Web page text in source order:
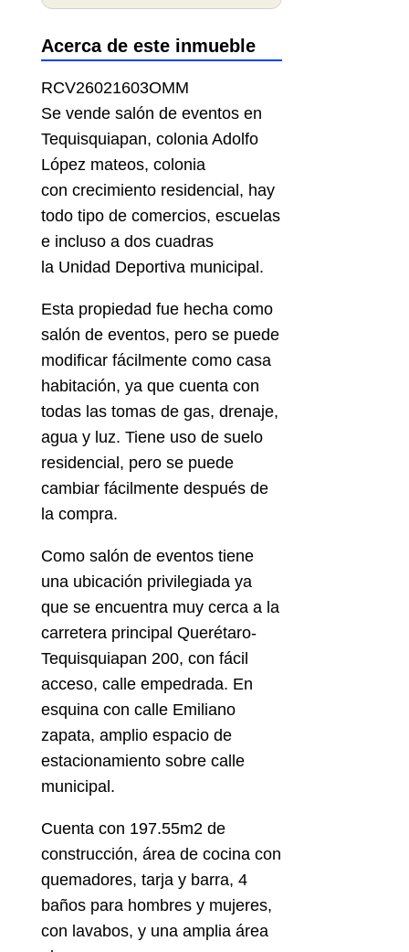
Acerca de este inmueble
RCV26021603OMM
Se vende salón de eventos en
Tequisquiapan, colonia Adolfo
López mateos, colonia
con crecimiento residencial, hay
todo tipo de comercios, escuelas
e incluso a dos cuadras
la Unidad Deportiva municipal.
Esta propiedad fue hecha como
salón de eventos, pero se puede
modificar fácilmente como casa
habitación, ya que cuenta con
todas las tomas de gas, drenaje,
agua y luz. Tiene uso de suelo
residencial, pero se puede
cambiar fácilmente después de
la compra.
Como salón de eventos tiene
una ubicación privilegiada ya
que se encuentra muy cerca a la
carretera principal Querétaro-
Tequisquiapan 200, con fácil
acceso, calle empedrada. En
esquina con calle Emiliano
zapata, amplio espacio de
estacionamiento sobre calle
municipal.
Cuenta con 197.55m2 de
construcción, área de cocina con
quemadores, tarja y barra, 4
baños para hombres y mujeres,
con lavabos, y una amplia área